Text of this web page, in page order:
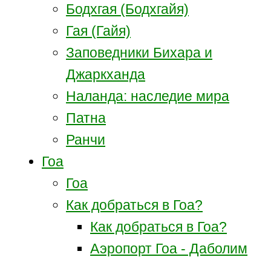
Бодхгая (Бодхгайя)
Гая (Гайя)
Заповедники Бихара и
Джаркханда
Наланда: наследие мира
Патна
Ранчи
Гоа
Гоа
Как добраться в Гоа?
Как добраться в Гоа?
Аэропорт Гоа - Даболим